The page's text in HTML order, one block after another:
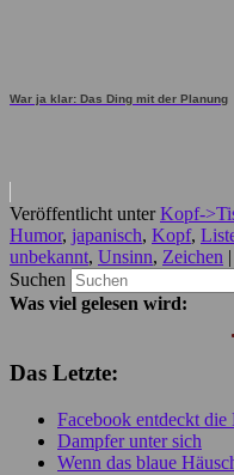
War ja klar: Das Ding mit der Planung
Veröffentlicht unter Kopf-
Humor, japanisch, Kopf,
unbekannt, Unsinn, Zeichen |
Suchen
Was viel gelesen wird:
Das Letzte:
Facebook entdeckt die
Dampfer unter sich
Wenn das blaue